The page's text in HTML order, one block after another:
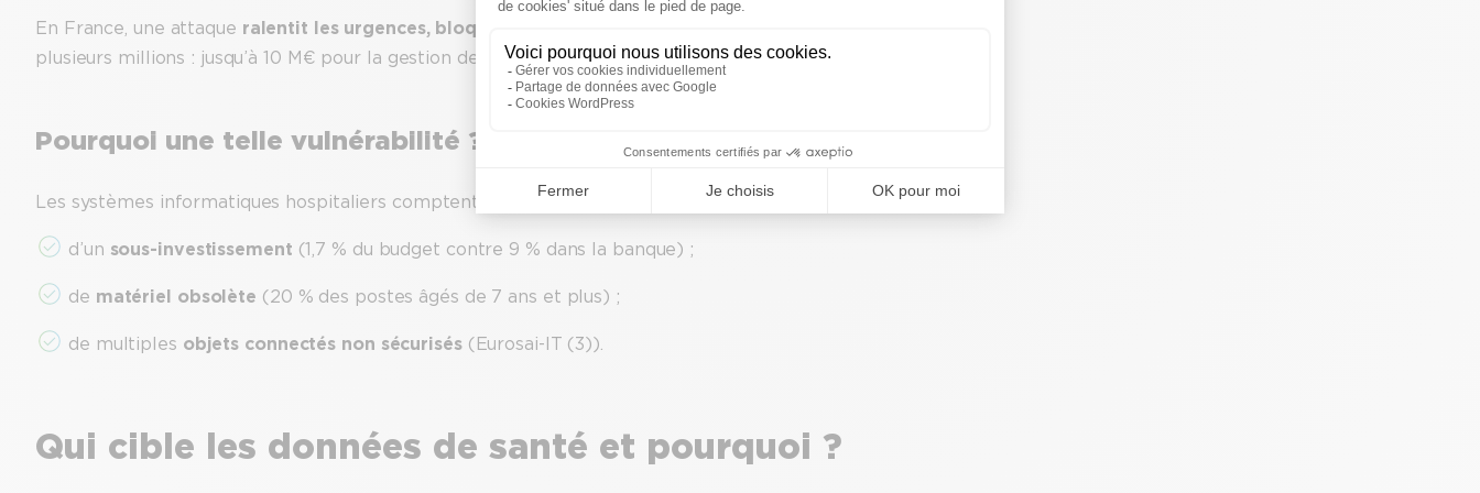
En France, une attaque ralentit les urgences, bloque les soins
plusieurs millions : jusqu’à 10 M€ pour la gestion de crise, 20 M€ de perte (Chiffres Eurosai-it (3)).
Pourquoi une telle vulnérabilité ?
Les systèmes informatiques hospitaliers comptent entre 80 et 1000 applications hétérogènes. Ils pâtissent :
d’un sous-investissement (1,7 % du budget contre 9 % dans la banque) ;
de matériel obsolète (20 % des postes âgés de 7 ans et plus) ;
de multiples objets connectés non sécurisés (Eurosai-IT (3)).
Qui cible les données de santé et pourquoi ?